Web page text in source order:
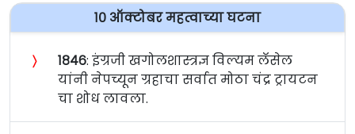
१० ऑक्टोबर महत्वाच्या घटना
〉 १८४६: इंग्रजी खगोलशास्त्रज्ञ विल्यम लॅसेल
यांनी नेपच्यून ग्रहाचा सर्वात मोठा चंद्र ट्रायटन
चा शोध लावला.